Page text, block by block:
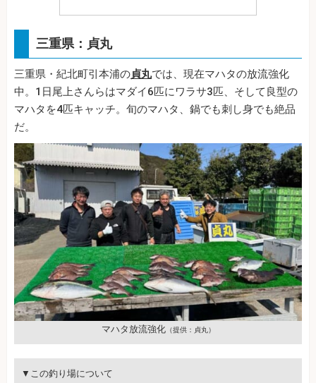
三重県：貞丸
三重県・紀北町引本浦の貞丸では、現在マハタの放流強化
中。1日尾上さんらはマダイ6匹にワラサ3匹、そして良型の
マハタを4匹キャッチ。旬のマハタ、鍋でも刺し身でも絶品
だ。
マハタ放流強化（提供：貞丸）
▼この釣り場について